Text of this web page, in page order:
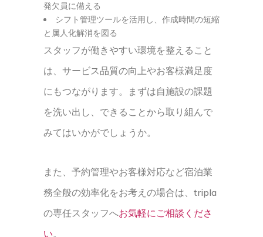
発欠員に備える
シフト管理ツールを活用し、作成時間の短縮
と属人化解消を図る
スタッフが働きやすい環境を整えること
は、サービス品質の向上やお客様満足度
にもつながります。まずは自施設の課題
を洗い出し、できることから取り組んで
みてはいかがでしょうか。
また、予約管理やお客様対応など宿泊業
務全般の効率化をお考えの場合は、tripla
の専任スタッフへお気軽にご相談くださ
い。